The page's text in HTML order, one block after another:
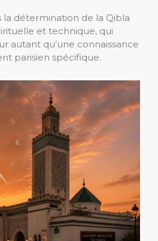
la détermination de la Qibla
et technique, qui
autant qu’une connaissance
parisien spécifique.